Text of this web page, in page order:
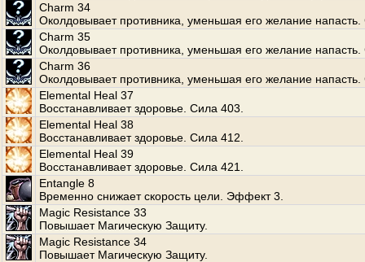
Charm 34
Околдовывает противника, уменьшая его желание
Charm 35
Околдовывает противника, уменьшая его желание
Charm 36
Околдовывает противника, уменьшая его желание
Elemental Heal 37
Восстанавливает здоровье. Сила 403.
Elemental Heal 38
Восстанавливает здоровье. Сила 412.
Elemental Heal 39
Восстанавливает здоровье. Сила 421.
Entangle 8
Временно снижает скорость цели. Эффект 3.
Magic Resistance 33
Повышает Магическую Защиту.
Magic Resistance 34
Повышает Магическую Защиту.